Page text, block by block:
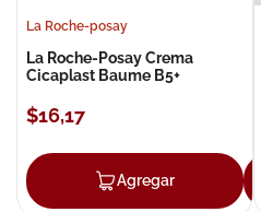
La Roche-posay
La Roche-Posay Crema
Cicaplast Baume B5+
$16,17
Agregar